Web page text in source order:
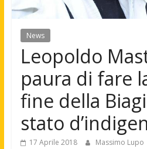
News
Leopoldo
paura di fare
fine della
stato
17 Aprile 2018 Massimo Lupo